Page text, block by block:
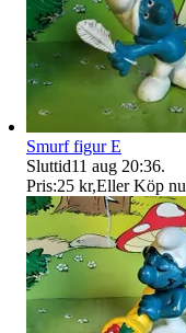
Smurf figur E
Sluttid11 aug 20:36.
Pris:25 kr,Eller Köp nu